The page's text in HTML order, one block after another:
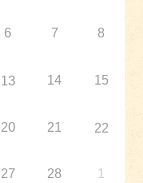
6 7 8
13 14 15
20 21 22
27 28 1